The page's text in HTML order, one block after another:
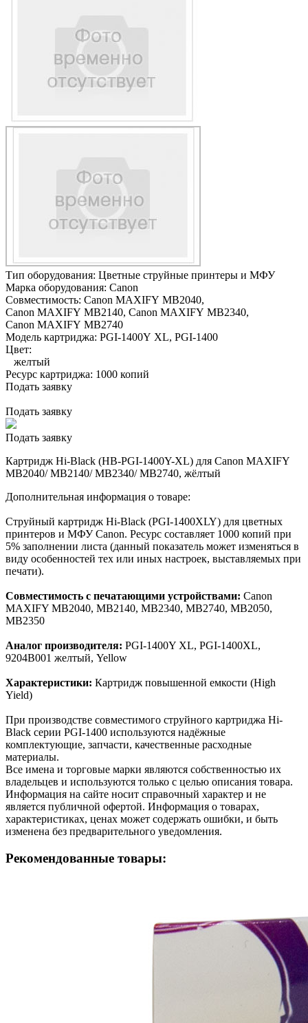
Тип оборудования: Цветные струйные принтеры и МФУ
Марка оборудования: Canon
Совместимость: Canon MAXIFY MB2040,
Canon MAXIFY MB2140, Canon MAXIFY MB2340,
Canon MAXIFY MB2740
Модель картриджа: PGI-1400Y XL, PGI-1400
Цвет:
желтый
Ресурс картриджа: 1000 копий
Подать заявку
Подать заявку
Подать заявку
Картридж Hi-Black (HB-PGI-1400Y-XL) для Canon MAXIFY
MB2040/ MB2140/ MB2340/ MB2740, жёлтый
Дополнительная информация о товаре:
Струйный картридж Hi-Black (PGI-1400XLY) для цветных
принтеров и МФУ Canon. Ресурс составляет 1000 копий при
5% заполнении листа (данный показатель может изменяться в
виду особенностей тех или иных настроек, выставляемых при
печати).
Совместимость с печатающими устройствами: Canon
MAXIFY MB2040, MB2140, MB2340, MB2740, MB2050,
MB2350
Аналог производителя: PGI-1400Y XL, PGI-1400XL,
9204B001 желтый, Yellow
Характеристики: Картридж повышенной емкости (High
Yield)
При производстве совместимого струйного картриджа Hi-
Black серии PGI-1400 используются надёжные
комплектующие, запчасти, качественные расходные
материалы.
Все имена и торговые марки являются собственностью их
владельцев и используются только с целью описания товара.
Информация на сайте носит справочный характер и не
является публичной офертой. Информация о товарах,
характеристиках, ценах может содержать ошибки, и быть
изменена без предварительного уведомления.
Рекомендованные товары: